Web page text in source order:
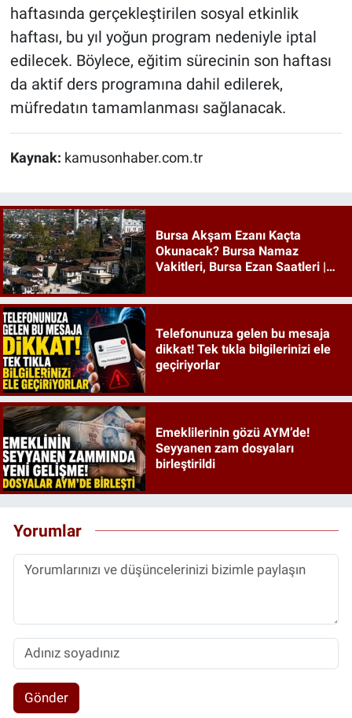
haftasında gerçekleştirilen sosyal etkinlik
haftası, bu yıl yoğun program nedeniyle iptal
edilecek. Böylece, eğitim sürecinin son haftası
da aktif ders programına dahil edilerek,
müfredatın tamamlanması sağlanacak.
Kaynak: kamusonhaber.com.tr
Bursa Akşam Ezanı Kaçta
Okunacak? Bursa Namaz
Vakitleri, Bursa Ezan Saatleri |
Telefonunuza gelen bu mesaja
dikkat! Tek tıkla bilgilerinizi ele
geçiriyorlar
Emeklilerinin gözü AYM’de!
Seyyanen zam dosyaları
birleştirildi
Yorumlar
Gönder